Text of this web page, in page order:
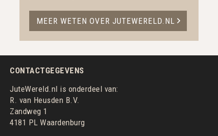
MEER WETEN OVER JUTEWERELD.NL
CONTACTGEGEVENS
JuteWereld.nl is onderdeel van:
R. van Heusden B.V.
Zandweg 1
4181 PL Waardenburg